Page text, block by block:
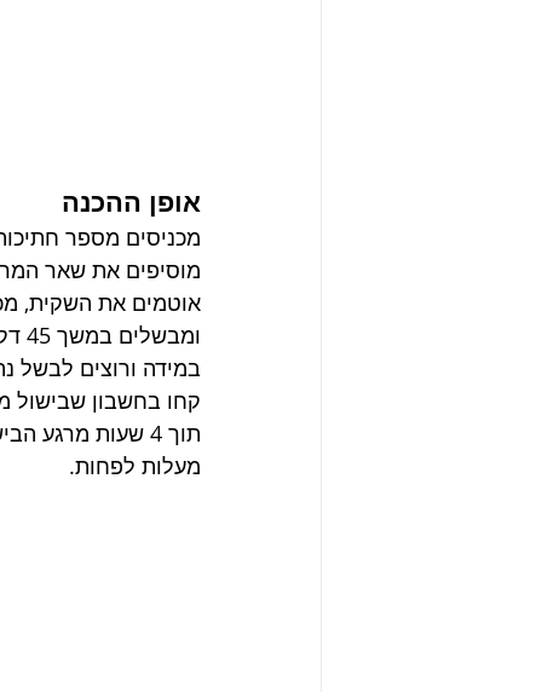
אופן ההכנה
מכניסים מספר
מוסיפים את שאר
ומבשלים במשך 45 דקות.
במידה ורוצים לבשל
מעלות לפחות.